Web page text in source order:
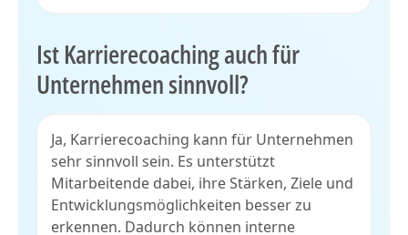
Ist Karrierecoaching auch für
Unternehmen sinnvoll?
Ja, Karrierecoaching kann für Unternehmen
sehr sinnvoll sein. Es unterstützt
Mitarbeitende dabei, ihre Stärken, Ziele und
Entwicklungsmöglichkeiten besser zu
erkennen. Dadurch können interne